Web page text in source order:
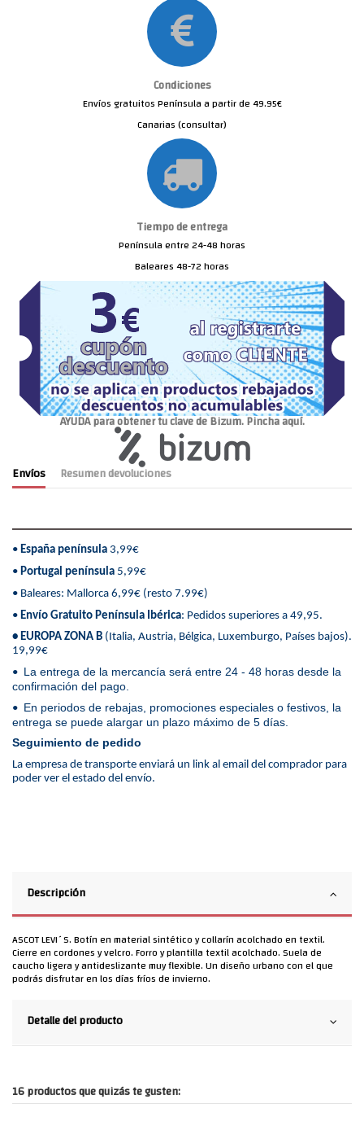
Condiciones
Envíos gratuitos Península a partir de 49.95€
Canarias (consultar)
Tiempo de entrega
Península entre 24-48 horas
Baleares 48-72 horas
AYUDA para obtener tu clave de Bizum. Pincha aquí.
Envíos Resumen devoluciones
• España península 3,99€
• Portugal península 5,99€
• Baleares: Mallorca 6,99€ (resto 7.99€)
• Envío Gratuito Península Ibérica: Pedidos superiores a 49,95.
• EUROPA ZONA B (Italia, Austria, Bélgica, Luxemburgo, Países bajos).
19,99€
• La entrega de la mercancía será entre 24 - 48 horas desde la
confirmación del pago.
• En periodos de rebajas, promociones especiales o festivos, la
entrega se puede alargar un plazo máximo de 5 días.
Seguimiento de pedido
La empresa de transporte enviará un link al email del comprador para
poder ver el estado del envío.
Descripción
ASCOT LEVI´S. Botín en material sintético y collarín acolchado en textil.
Cierre en cordones y velcro. Forro y plantilla textil acolchado. Suela de
caucho ligera y antideslizante muy flexible. Un diseño urbano con el que
podrás disfrutar en los días fríos de invierno.
Detalle del producto
16 productos que quizás te gusten: